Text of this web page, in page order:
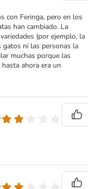
con Feringa, pero en los
han cambiado. La
(por ejemplo, la
ni las personas la
muchas porque las
ahora era un